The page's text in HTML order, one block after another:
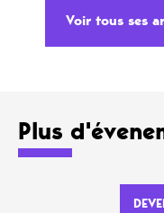
Voir tous ses
Plus